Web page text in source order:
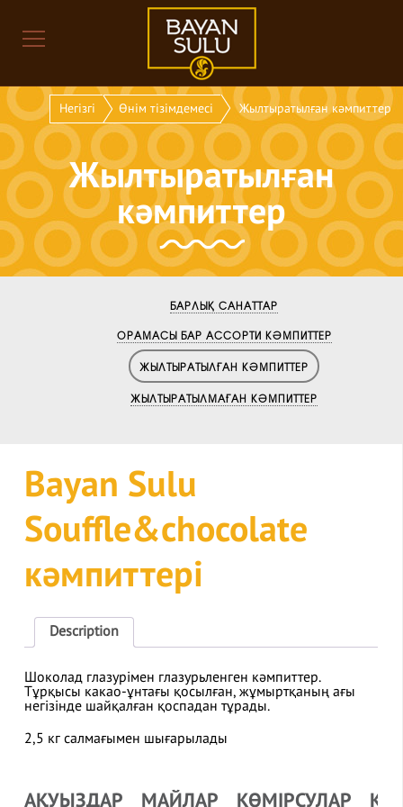
Негізгі Өнім тізімдемесі Жылтыратылған кәмпиттер
Жылтыратылған
кәмпиттер
БАРЛЫҚ САНАТТАР
ОРАМАСЫ БАР АССОРТИ КӘМПИТТЕР
ЖЫЛТЫРАТЫЛҒАН КӘМПИТТЕР
ЖЫЛТЫРАТЫЛМАҒАН КӘМПИТТЕР
Bayan Sulu
Souffle&chocolate
кәмпиттері
Description
Шоколад глазурімен глазурьленген кәмпиттер.
Тұрқысы какао-ұнтағы қосылған, жұмыртқаның ағы
негізінде шайқалған қоспадан тұрады.
2,5 кг салмағымен шығарылады
АҚУЫЗДАР МАЙЛАР КӨМІРСУЛАР